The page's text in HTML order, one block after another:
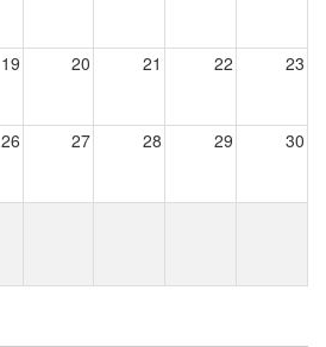
19 20 21 22 23
26 27 28 29 30